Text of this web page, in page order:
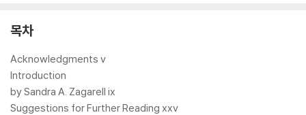
uished scholars and contemporary authors, as well as up-to-
목차
Acknowledgments v
Introduction
by Sandra A. Zagarell ix
Suggestions for Further Reading xxv